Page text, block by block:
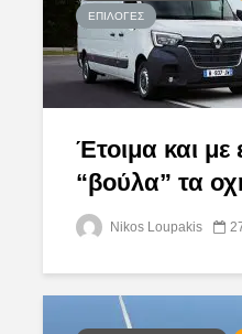
ΕΠΙΛΟΓΈΣ
Έτοιμα και
“βούλα” τα
Nikos Loupakis